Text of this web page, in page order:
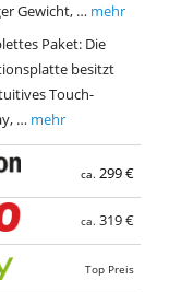
Gewicht, … mehr
Paket: Die
besitzt
Touch-
… mehr
ca. 299 €
ca. 319 €
Top Preis